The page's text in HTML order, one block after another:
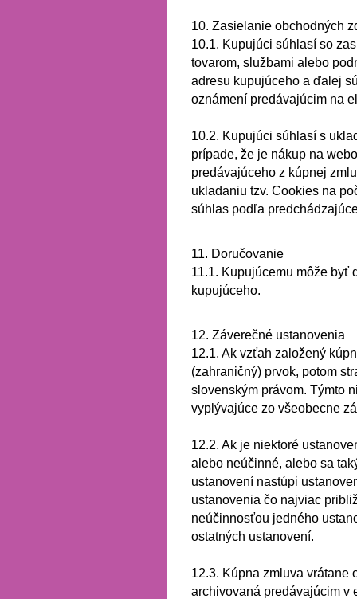
10. Zasielanie obchodných
10.1. Kupujúci súhlasí so
tovarom, službami alebo
adresu kupujúceho a ďalej
oznámení predávajúcim na
10.2. Kupujúci súhlasí s
prípade, že je nákup na
predávajúceho z kúpnej
ukladaniu tzv. Cookies na
súhlas podľa
11. Doručovanie
11.1. Kupujúcemu môže byť
kupujúceho.
12. Záverečné ustanovenia
12.1. Ak vzťah založený
(zahraničný) prvok, potom
slovenským právom. Týmto
vyplývajúce zo všeobecne
12.2. Ak je niektoré
alebo neúčinné, alebo sa
ustanovení nastúpi
ustanovenia čo najviac
neúčinnosťou jedného
ostatných ustanovení.
12.3. Kúpna zmluva vrátane
archivovaná predávajúcim v